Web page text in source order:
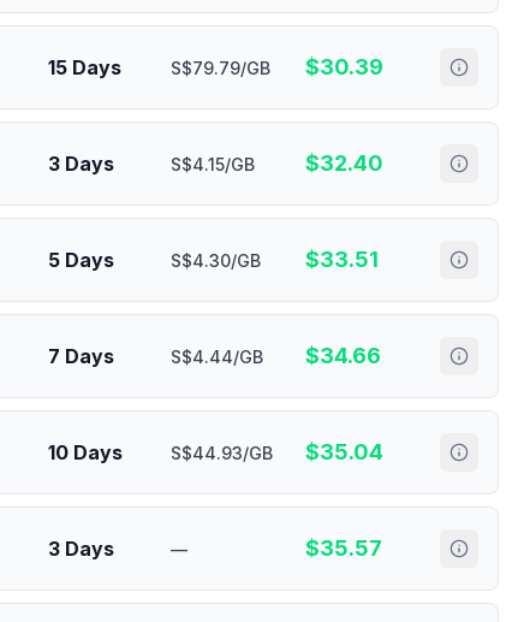
15 Days S$79.79/GB $30.39
3 Days S$4.15/GB $32.40
5 Days S$4.30/GB $33.51
7 Days S$4.44/GB $34.66
10 Days S$44.93/GB $35.04
3 Days — $35.57